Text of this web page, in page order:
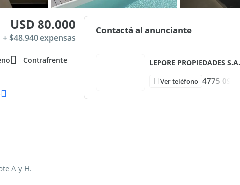
USD 80.000
+ $48.940 expensas
Contrafrente
A y H.
Contactá al anunciante
LEPORE PROPIEDADES S.A.
Ver teléfono 4775 09